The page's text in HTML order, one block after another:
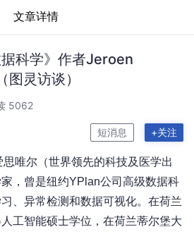
文章详情
科学》作者Jeroen
灵访谈）
5062
短消息 +关注
思唯尔（世界领先的科技及医学出
，曾是纽约YPlan公司高级数据科
、异常检测和数据可视化。在荷兰
工智能硕士学位，在荷兰蒂尔堡大